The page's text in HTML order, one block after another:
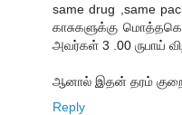
same drug ,same
காசுகளுக்கு
அவர்கள் 3 .00 ருபாய்
ஆனால் இதன் தரம்
Reply